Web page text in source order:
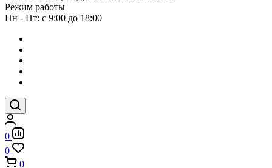
Режим работы
Пн - Пт: с 9:00 до 18:00
0
0
0